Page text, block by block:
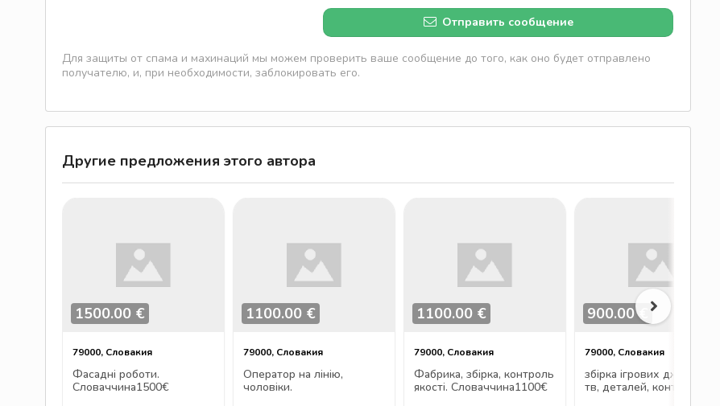
Отправить сообщение
Для защиты от спама и махинаций мы можем проверить ваше сообщение до того, как оно будет отправлено
получателю, и, при необходимости, заблокировать его.
Другие предложения этого автора
1500.00 €
79000, Словакия
Фасадні роботи.
Словаччина1500€
1100.00 €
79000, Словакия
Оператор на лінію,
чоловіки.
1100.00 €
79000, Словакия
Фабрика, збірка, контроль
якості. Словаччина1100€
900.00 €
79000, Словакия
збірка ігрових джойстиків,
тв, деталей, контроль